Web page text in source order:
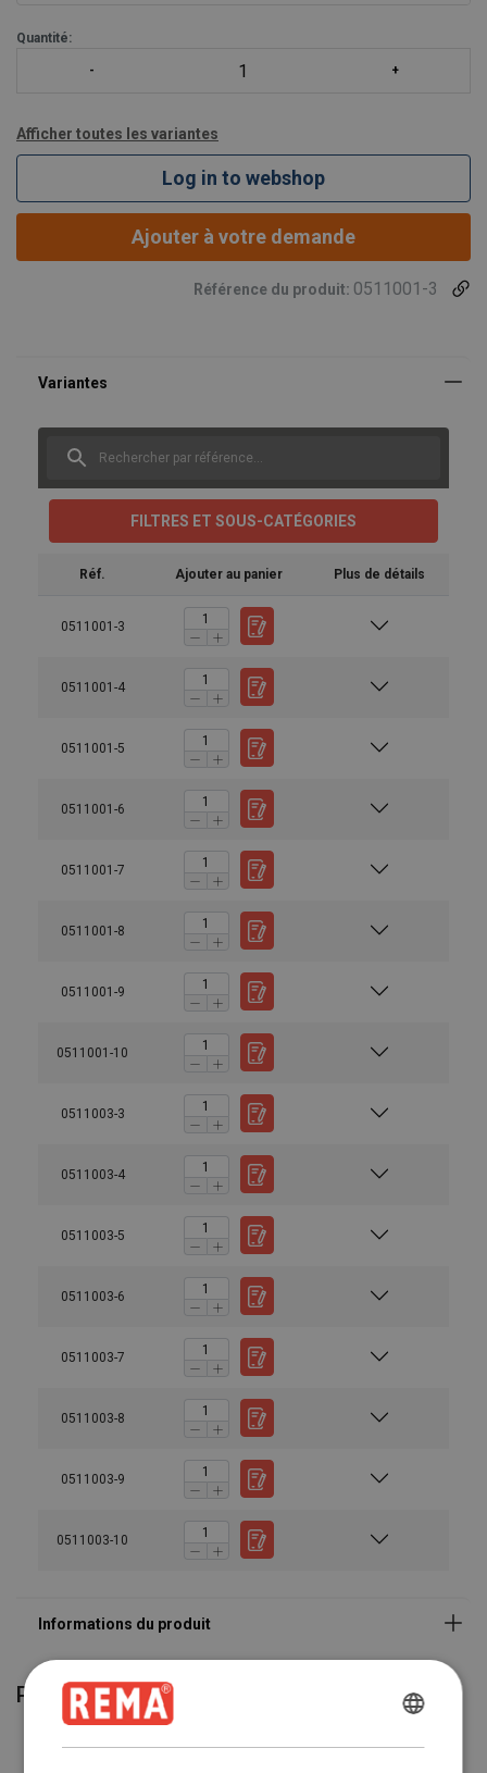
Quantité:
Afficher toutes les variantes
Log in to webshop
Ajouter à votre demande
Référence du produit: 0511001-3
FILTRES ET SOUS-CATÉGORIES
Réf. Ajouter au panier Plus de détails
0511001-3
0511001-4
0511001-5
0511001-6
0511001-7
0511001-8
0511001-9
0511001-10
0511003-3
0511003-4
0511003-5
0511003-6
0511003-7
0511003-8
0511003-9
0511003-10
Produits associés